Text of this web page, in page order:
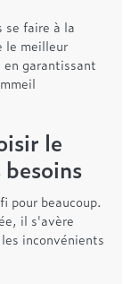
se faire à la
le meilleur
garantissant
le
pour beaucoup.
il s'avère
inconvénients